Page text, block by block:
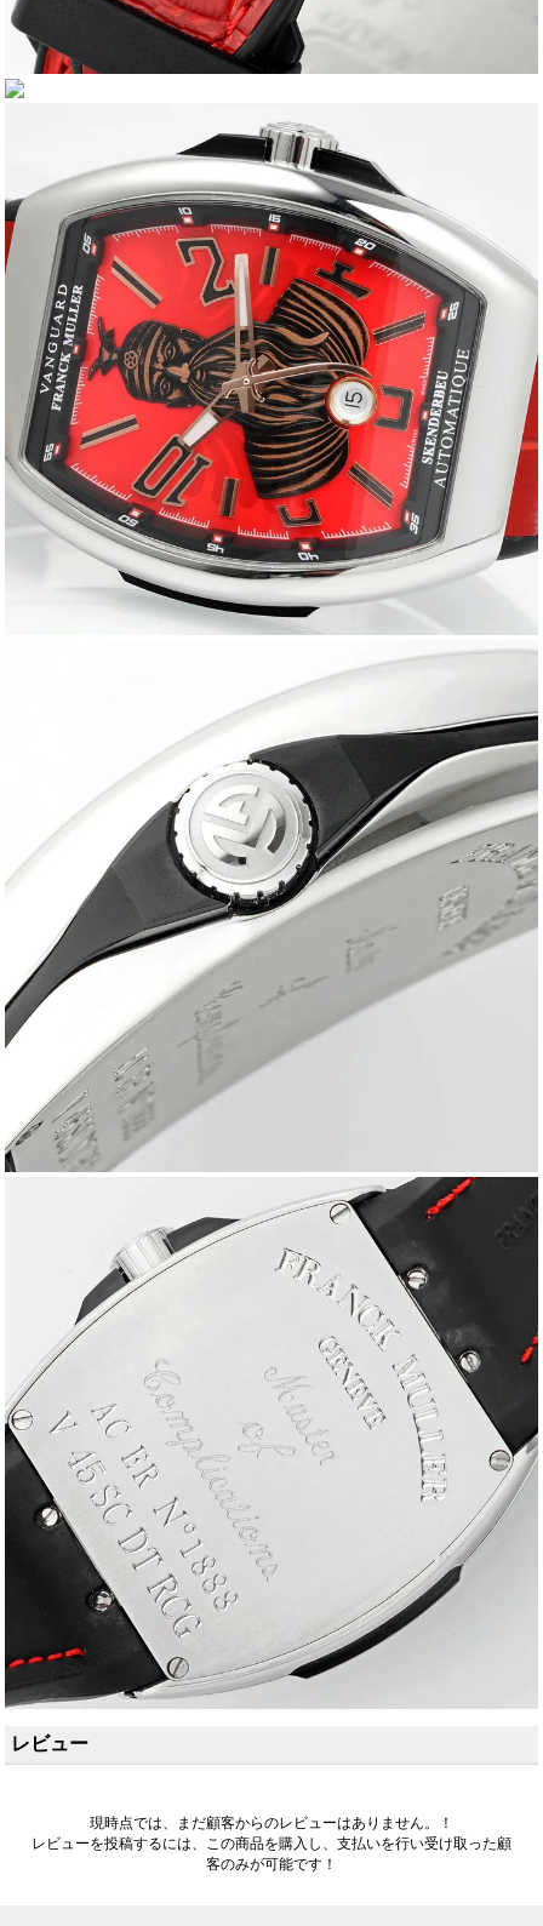
レビュー
現時点では、まだ顧客からのレビューはありません。！
レビューを投稿するには、この商品を購入し、支払いを行い受け取った顧
客のみが可能です！